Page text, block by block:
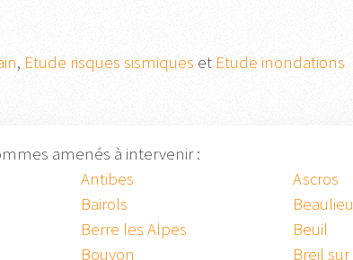
, Etude risques sismiques et Etude inondations
amenés à intervenir :
Antibes Ascros
Bairols
Berre les Alpes Beuil
Bouyon Breil sur